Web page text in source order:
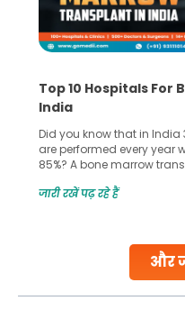
और
Recognizing Critical
Lobe Brain Tumor
Did you know that the
common site for tumor
key part of your brain and
harm to it can lead to
जारी रखें पढ़ रहे हैं